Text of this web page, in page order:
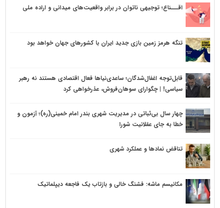
پهپاد متخاصم در آسمان بندر امام خمینی(ره) منهدم شد
محفوظیان: خبرنگاران در کنار ملت، مقابل روایت‌های باطل دشمن ایستاده‌اند
اقـــناع؛ توجیهی ناتوان در برابر واقعیت‌های میدانی و اراده ملی
تنگه هرمز زمین بازی جدید ایران با کشورهای جهان خواهد بود
قابل‌توجه اغفال‌شدگان؛ ساعدی‌نیاها فعال اقتصادی هستند نه رهبر
سیاسی! | چگوارای سوهان‌فروش، عذرخواهی کرد
چهار سال بی‌ثباتی در مدیریت شهری بندر امام خمینی(ره)؛ آزمون و
خطا به جای عقلانیت شورا
تناقض نمادها و عملکرد شهری
مکانیسم ماشه: فشنگ خالی و بازتاب یک فاجعه‌ دیپلماتیک